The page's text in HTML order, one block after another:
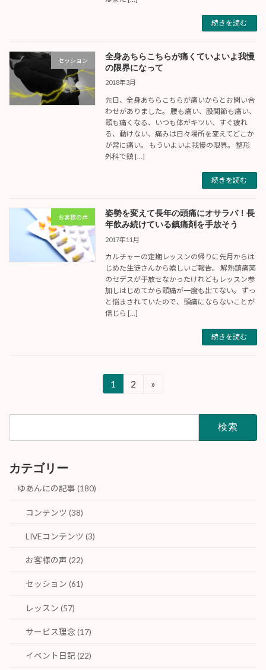
続きを読む
セッション
全身あちらこちらが痛くていよいよ我慢
の限界になって
2018年3月
先日、全身あちらこちらが痛いからとお問い合
わせがありました。 腰も痛い、股関節も痛い、
頭も痛くなる、いつも体がキツい、すぐ疲れ
る、動けない、痛みは日々場所を変えてどこか
が常に痛い。 もういよいよ我慢の限界。 整形
外科で鎮 […]
続きを読む
お客様の声
姿勢を変えて長年の頭痛にオサラバ！長
年飲み続けている鎮痛剤を手放そう
2017年11月
カルチャーの定期レッスンの帰りに先月からは
じめた生徒さんから嬉しいご報告。 解熱鎮痛薬
のセデスが手放せなかったけれどもレッスン参
加しはじめてから頭痛が一度も出てない。 ずっ
と悩まされていたので、頭痛にならないことが
信じら […]
続きを読む
ゲ
ー
固
ペ
ジ
1
固
ペ
ジ
2 »
カテゴリー
ゆあんにの記事 (180)
コンテンツ (38)
LIVEコンテンツ (3)
お客様の声 (22)
セッション (61)
レッスン (57)
サービス理念 (17)
イベント日記 (22)